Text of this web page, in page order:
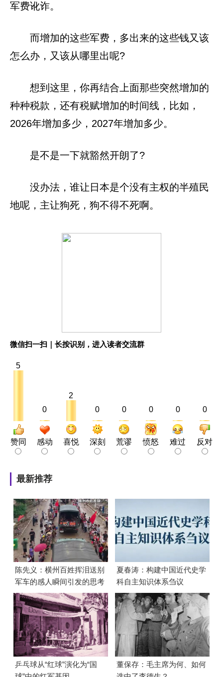
军费讹诈。
而增加的这些军费，多出来的这些钱又该
怎么办，又该从哪里出呢?
想到这里，你再结合上面那些突然增加的
种种税款，还有税赋增加的时间线，比如，
2026年增加多少，2027年增加多少。
是不是一下就豁然开朗了?
没办法，谁让日本是个没有主权的半殖民
地呢，主让狗死，狗不得不死啊。
微信扫一扫｜长按识别，进入读者交流群
5
赞同
0
感动
2
喜悦
0
深刻
0
荒谬
0
愤怒
0
难过
0
反对
最新推荐
陈先义：横州百姓挥泪送别
军车的感人瞬间引发的思考
夏春涛：构建中国近代史学
科自主知识体系刍议
乒乓球从“红球”演化为“国
董保存：毛主席为何、如何